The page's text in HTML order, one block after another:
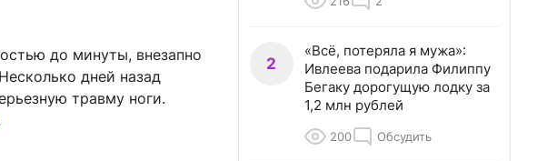
до минуты, внезапно
дней назад
травму ноги.
2
«Всё, потеряла я мужа»:
Ивлеева подарила Филиппу
Бегаку дорогущую лодку за
1,2 млн рублей
200 Обсудить